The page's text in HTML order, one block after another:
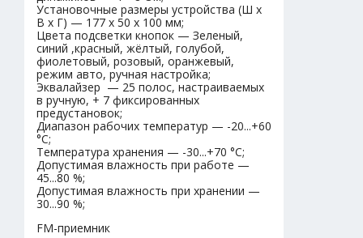
Установочные размеры устройства (Ш x
В x Г) — 177 x 50 x 100 мм;
Цвета подсветки кнопок — Зеленый,
синий ,красный, жёлтый, голубой,
фиолетовый, розовый, оранжевый,
режим авто, ручная настройка;
Эквалайзер — 25 полос, настраиваемых
в ручную, + 7 фиксированных
предустановок;
Диапазон рабочих температур — -20...+60
°С;
Температура хранения — -30...+70 °С;
Допустимая влажность при работе —
45...80 %;
Допустимая влажность при хранении —
30...90 %;
FM-приемник